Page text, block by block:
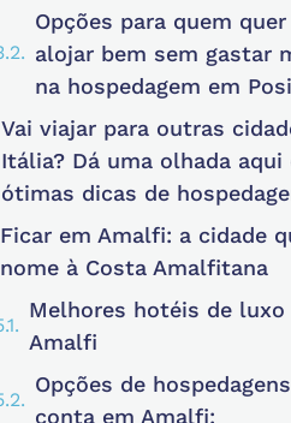
Opções para quem
alojar bem sem gastar
na hospedagem em
Vai viajar para outras
Itália? Dá uma olhada aqui
ótimas dicas de
Ficar em Amalfi: a cidade
nome à Costa Amalfitana
Melhores hotéis de luxo
Amalfi
Opções de
conta em Amalfi: